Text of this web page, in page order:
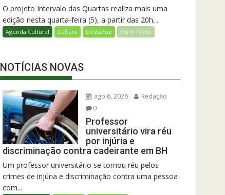
O projeto Intervalo das Quartas realiza mais uma
edição nesta quarta-feira (5), a partir das 20h,...
Agenda Cultural Cultura Destaque Ouro Preto
NOTÍCIAS NOVAS
ago 6, 2026
Redação
0
Professor
universitário vira réu
por injúria e
discriminação contra cadeirante em BH
Um professor universitário se tornou réu pelos
crimes de injúria e discriminação contra uma pessoa
com...